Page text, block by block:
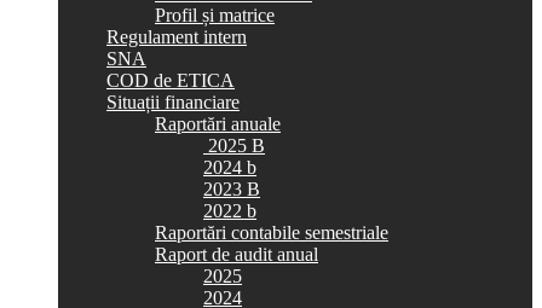
Profil și matrice
Regulament intern
SNA
COD de ETICA
Situații financiare
Raportări anuale
2025 B
2024 b
2023 B
2022 b
Raportări contabile semestriale
Raport de audit anual
2025
2024